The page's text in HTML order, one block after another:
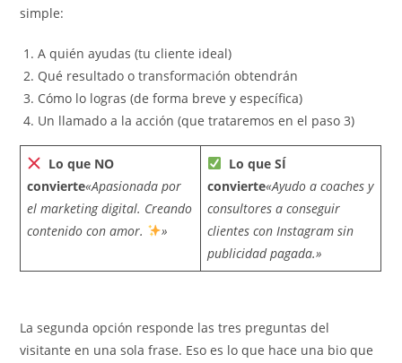
simple:
A quién ayudas (tu cliente ideal)
Qué resultado o transformación obtendrán
Cómo lo logras (de forma breve y específica)
Un llamado a la acción (que trataremos en el paso 3)
Lo que NO
convierte«Apasionada por
el marketing digital. Creando
contenido con amor.
»
Lo que SÍ
convierte«Ayudo a coaches y
consultores a conseguir
clientes con Instagram sin
publicidad pagada.»
La segunda opción responde las tres preguntas del
visitante en una sola frase. Eso es lo que hace una bio que